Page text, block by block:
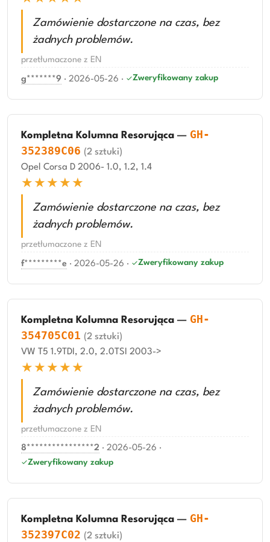
Zamówienie dostarczone na czas, bez
żadnych problemów.
przetłumaczone z EN
g*******9 · 2026-05-26 · Zweryfikowany zakup
Kompletna Kolumna Resorująca — GH-
352389C06 (2 sztuki)
Opel Corsa D 2006- 1.0, 1.2, 1.4
★★★★★
Zamówienie dostarczone na czas, bez
żadnych problemów.
przetłumaczone z EN
f*********e · 2026-05-26 · Zweryfikowany zakup
Kompletna Kolumna Resorująca — GH-
354705C01 (2 sztuki)
VW T5 1.9TDI, 2.0, 2.0TSI 2003->
★★★★★
Zamówienie dostarczone na czas, bez
żadnych problemów.
przetłumaczone z EN
8****************2 · 2026-05-26 ·
Zweryfikowany zakup
Kompletna Kolumna Resorująca — GH-
352397C02 (2 sztuki)